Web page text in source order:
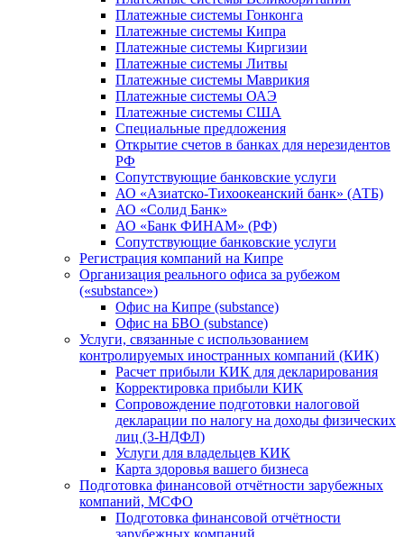
Платежные системы Гонконга
Платежные системы Кипра
Платежные системы Киргизии
Платежные системы Литвы
Платежные системы Маврикия
Платежные системы ОАЭ
Платежные системы США
Специальные предложения
Открытие счетов в банках для нерезидентов
РФ
Сопутствующие банковские услуги
АО «Азиатско-Тихоокеанский банк» (АТБ)
АО «Солид Банк»
АО «Банк ФИНАМ» (РФ)
Сопутствующие банковские услуги
Регистрация компаний на Кипре
Организация реального офиса за рубежом
(«substance»)
Офис на Кипре (substance)
Офис на БВО (substance)
Услуги, связанные с использованием
контролируемых иностранных компаний (КИК)
Расчет прибыли КИК для декларирования
Корректировка прибыли КИК
Сопровождение подготовки налоговой
декларации по налогу на доходы физических
лиц (3-НДФЛ)
Услуги для владельцев КИК
Карта здоровья вашего бизнеса
Подготовка финансовой отчётности зарубежных
компаний, МСФО
Подготовка финансовой отчётности
зарубежных компаний